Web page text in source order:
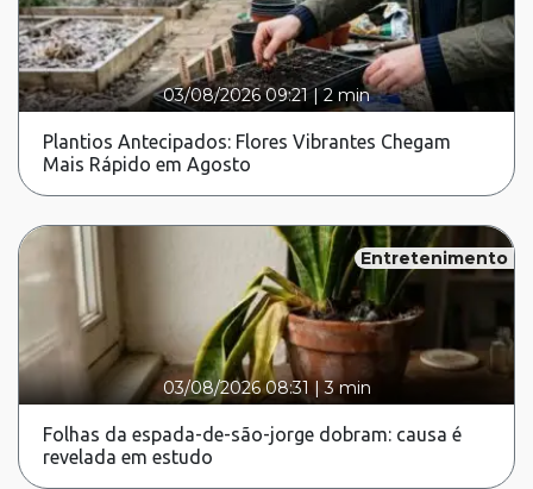
03/08/2026 09:21|2 min
Plantios Antecipados: Flores Vibrantes Chegam
Mais Rápido em Agosto
Entretenimento
03/08/2026 08:31 |3 min
Folhas da espada-de-são-jorge dobram: causa é
revelada em estudo